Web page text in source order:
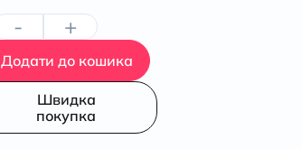
-
"Журнал
""Локальна
історія
+
Додати до кошика
Швидка
покупка